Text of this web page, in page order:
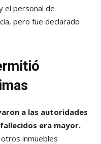
el personal de
pero fue declarado
a las autoridades
era mayor.
inmuebles